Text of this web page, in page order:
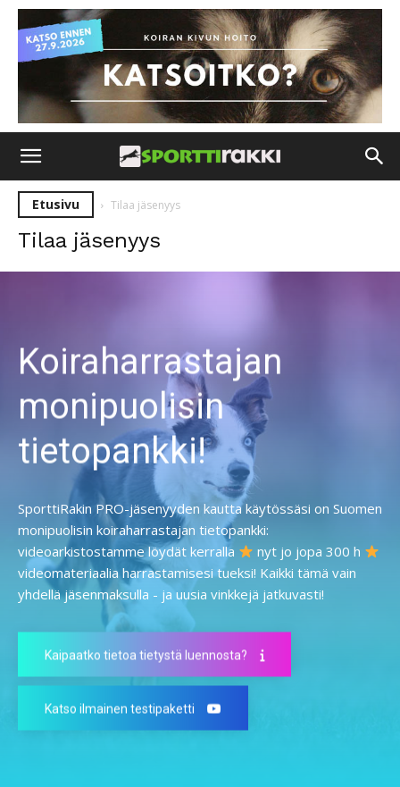
Etusivu Tilaa jäsenyys
Tilaa jäsenyys
Koiraharrastajan
monipuolisin
tietopankki!
SporttiRakin PRO-jäsenyyden kautta käytössäsi on Suomen
monipuolisin koiraharrastajan tietopankki:
videoarkistostamme löydät kerralla
nyt jo jopa 300 h
videomateriaalia harrastamisesi tueksi! Kaikki tämä vain
yhdellä jäsenmaksulla - ja uusia vinkkejä jatkuvasti!
Kaipaatko tietoa tietystä luennosta?
Katso ilmainen testipaketti